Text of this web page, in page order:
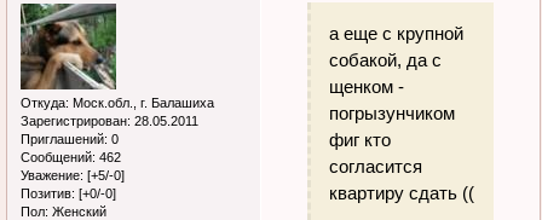
Откуда: Моск.обл., г. Балашиха
Зарегистрирован: 28.05.2011
Приглашений: 0
Сообщений: 462
Уважение: [+5/-0]
Позитив: [+0/-0]
Пол: Женский
а еще с крупной
собакой, да с
щенком -
погрызунчиком
фиг кто
согласится
квартиру сдать ((